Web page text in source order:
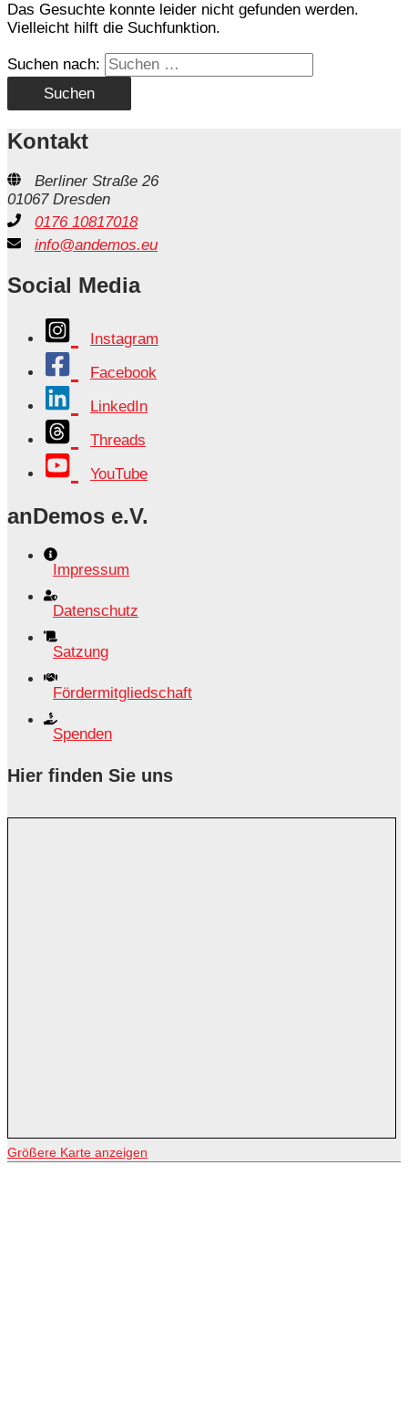
Das Gesuchte konnte leider nicht gefunden werden.
Vielleicht hilft die Suchfunktion.
Suchen nach:
Kontakt
Berliner Straße 26
01067 Dresden
0176 10817018
info@andemos.eu
Social Media
Instagram
Facebook
LinkedIn
Threads
YouTube
anDemos e.V.
Impressum
Datenschutz
Satzung
Fördermitgliedschaft
Spenden
Hier finden Sie uns
Größere Karte anzeigen